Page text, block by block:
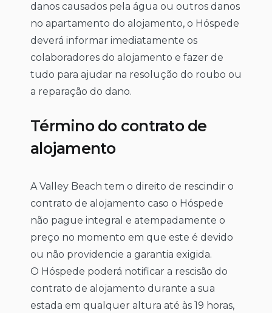
danos causados pela água ou outros danos
no apartamento do alojamento, o Hóspede
deverá informar imediatamente os
colaboradores do alojamento e fazer de
tudo para ajudar na resolução do roubo ou
a reparação do dano.
Término do contrato de
alojamento
A Valley Beach tem o direito de rescindir o
contrato de alojamento caso o Hóspede
não pague integral e atempadamente o
preço no momento em que este é devido
ou não providencie a garantia exigida.
O Hóspede poderá notificar a rescisão do
contrato de alojamento durante a sua
estada em qualquer altura até às 19 horas,